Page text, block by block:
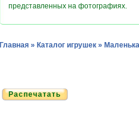
представленных на фотографиях.
Главная » Каталог игрушек »
Распечатать